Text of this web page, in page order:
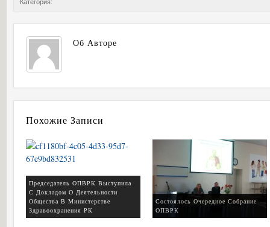
Категория:
Об Авторе
Похожие Записи
Председатель ОПВРК Выступила
С Докладом О Деятельности
Общества В Министерстве
Здравоохранения РК
Состоялось Очередное Собрание
ОПВРК